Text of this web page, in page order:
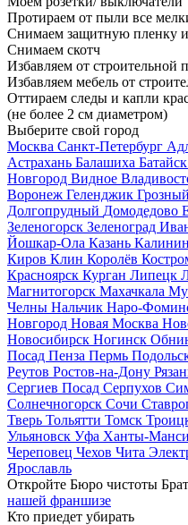
Протираем от пыли все
Снимаем защитную пленку
Снимаем скотч
Избавляем от
Избавляем мебель от
Оттираем следы и капли
(не более 2 см диаметром)
Выберите свой город
Москва Санкт-Петербург
Астрахань Балашиха Батайск
Новгород Видное
Воронеж Геленджик Грозный
Долгопрудный Домодедово
Зеленогорск Зеленоград
Йошкар-Ола Казань
Киров Клин Королёв
Красноярск Курган Липецк
Магнитогорск Махачкала
Челны Нальчик Наро-
Новгород Новая Москва
Новосибирск Ногинск
Посад Пенза Пермь
Реутов Ростов-на-Дону
Сергиев Посад Серпухов
Солнечногорск Сочи
Тверь Тольятти Томск
Ульяновск Уфа Ханты-
Череповец Чехов Чита
Ярославль
Откройте Бюро чистоты
нашей франшизе
Кто приедет убирать